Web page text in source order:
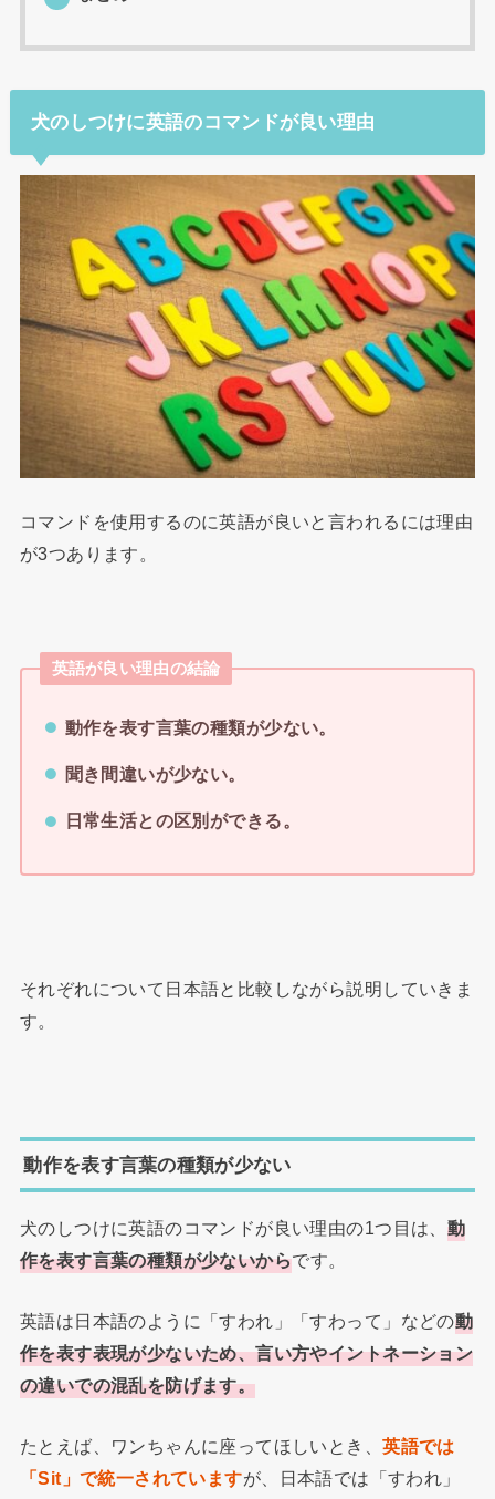
犬のしつけに英語のコマンドが良い理由
コマンドを使用するのに英語が良いと言われるには理由
が3つあります。
英語が良い理由の結論
動作を表す言葉の種類が少ない。
聞き間違いが少ない。
日常生活との区別ができる。
それぞれについて日本語と比較しながら説明していきま
す。
動作を表す言葉の種類が少ない
犬のしつけに英語のコマンドが良い理由の1つ目は、 動
作を表す言葉の種類が少ないからです。
英語は日本語のように「すわれ」「すわって」などの動
作を表す表現が少ないため、言い方やイントネーション
の違いでの混乱を防げます。
たとえば、ワンちゃんに座ってほしいとき、英語では
「Sit」で統一されていますが、日本語では「すわれ」